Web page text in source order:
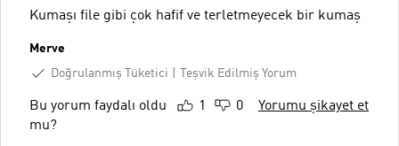
Kumaşı file gibi çok hafif ve terletmeyecek bir kumaş
Merve
Doğrulanmış Tüketici
Teşvik Edilmiş Yorum
Bu yorum faydalı oldu
mu?
1 0 Yorumu şikayet et